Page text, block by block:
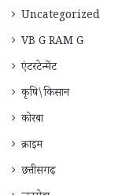
Uncategorized
VB G RAM G
एंटरटेन्मेंट
कृषि\किसान
कोरबा
क्राइम
छत्तीसगढ़